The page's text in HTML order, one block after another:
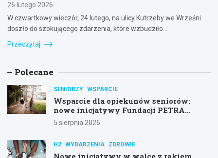
26 lutego 2026
W czwartkowy wieczór, 24 lutego, na ulicy Kutrzeby we Wrześni
doszło do szokującego zdarzenia, które wzbudziło…
Przeczytaj
Polecane
SENIORZY WSPARCIE
Wsparcie dla opiekunów seniorów:
nowe inicjatywy Fundacji PETRA
Senior
5 sierpnia 2026
H2 WYDARZENIA ZDROWIE
Nowe inicjatywy w walce z rakiem